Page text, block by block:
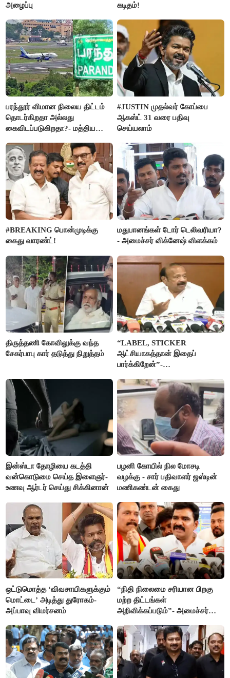
அழைப்பு
கடிதம்!
பரந்தூர் விமான நிலைய திட்டம்
தொடர்கிறதா அல்லது
கைவிடப்படுகிறதா?- மத்திய
#JUSTIN முதல்வர் கோப்பை
ஆகஸ்ட் 31 வரை பதிவு
செய்யலாம்
#BREAKING பொன்முடிக்கு
கைது வாரண்ட்!
மதுபானங்கள் டோர் டெலிவரியா?
- அமைச்சர் விக்னேஷ் விளக்கம்
திருத்தணி கோவிலுக்கு வந்த
சேகர்பாபு கார் தடுத்து நிறுத்தம்
“LABEL, STICKER
ஆட்சியாகத்தான் இதைப்
பார்க்கிறேன்”-
இன்ஸ்டா தோழியை கடத்தி
வன்கொடுமை செய்த இளைஞர்-
உணவு ஆர்டர் செய்து சிக்கினான்
பழனி கோயில் நில மோசடி
வழக்கு - சார் பதிவாளர் ஜஸ்டின்
மணிகண்டன் கைது
ஒட்டுமொத்த ‘விவசாயிகளுக்கும்
மொட்டை’ அடித்து துரோகம்-
அப்பாவு விமர்சனம்
“நிதி நிலைமை சரியான பிறகு
மற்ற திட்டங்கள்
அறிவிக்கப்படும்”- அமைச்சர்